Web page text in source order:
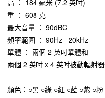
高 ： 184 毫米 (7.2 英吋)
重 ： 608 克
最大音量 ： 90dBC
頻率範圍 ： 90Hz - 20kHz
單體 ： 兩個 2 英吋單體和
兩個 2 英吋 x 4 英吋被動輻射器
顏色：○黑 ○綠 ○紅 ○藍 ○紫 ○粉